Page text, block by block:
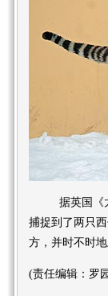
据英国《太
捕捉到了两只
方，并时不时
(责任编辑：罗